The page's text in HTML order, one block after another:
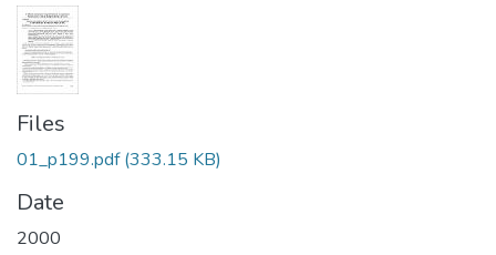
Files
01_p199.pdf(333.15 KB)
Date
2000